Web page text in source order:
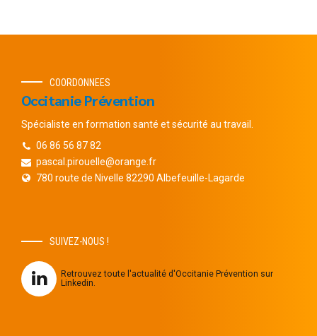
COORDONNEES
Occitanie Prévention
Spécialiste en formation santé et sécurité au travail.
06 86 56 87 82
pascal.pirouelle@orange.fr
780 route de Nivelle 82290 Albefeuille-Lagarde
SUIVEZ-NOUS !
Retrouvez toute l'actualité d'Occitanie Prévention sur
Linkedin.